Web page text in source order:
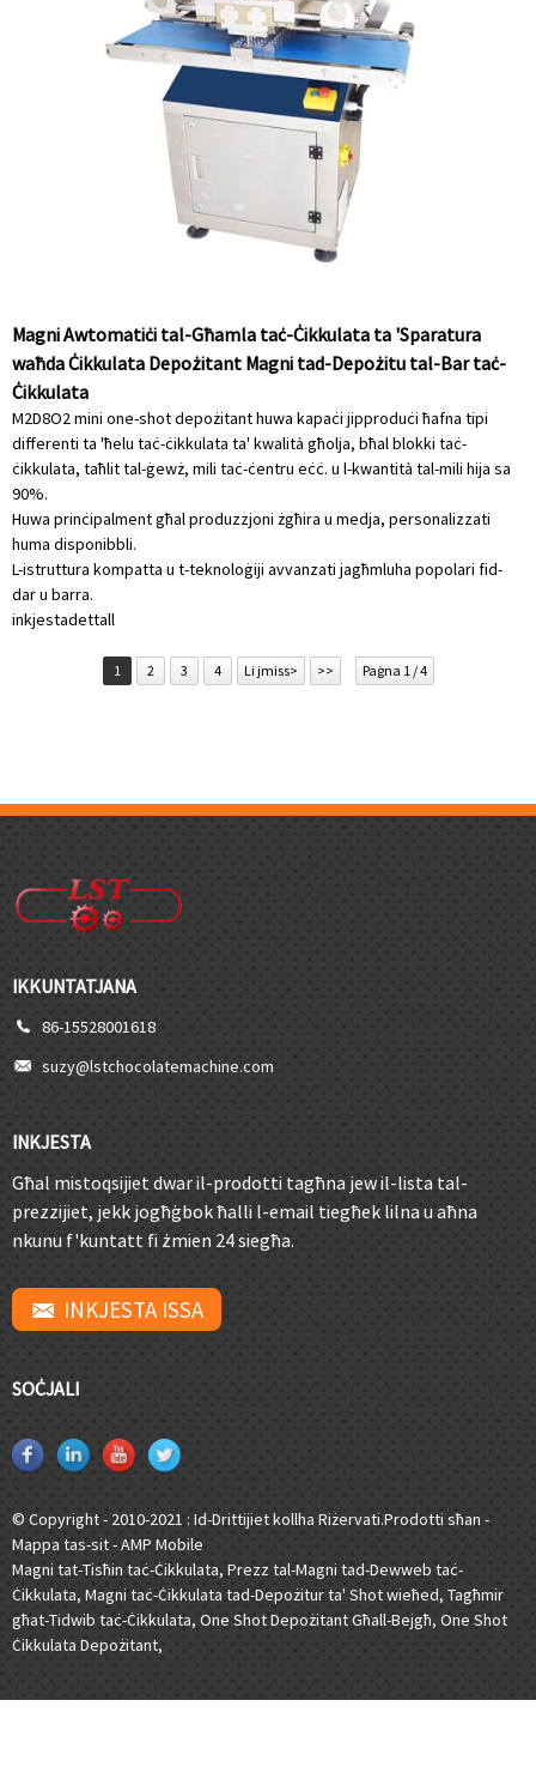
Magni Awtomatiċi tal-Għamla taċ-Ċikkulata ta 'Sparatura
waħda Ċikkulata Depożitant Magni tad-Depożitu tal-Bar taċ-
Ċikkulata
M2D8O2 mini one-shot depożitant huwa kapaċi jipproduċi ħafna tipi
differenti ta 'ħelu taċ-ċikkulata ta' kwalità għolja, bħal blokki taċ-
ċikkulata, taħlit tal-ġewż, mili taċ-ċentru eċċ. u l-kwantità tal-mili hija sa
90%.
Huwa prinċipalment għal produzzjoni żgħira u medja, personalizzati
huma disponibbli.
L-istruttura kompatta u t-teknoloġiji avvanzati jagħmluha popolari fid-
dar u barra.
inkjestadettall
1 2 3 4 Li jmiss> >> Paġna 1 / 4
IKKUNTATJANA
86-15528001618
suzy@lstchocolatemachine.com
INKJESTA
Għal mistoqsijiet dwar il-prodotti tagħna jew il-lista tal-
prezzijiet, jekk jogħġbok ħalli l-email tiegħek lilna u aħna
nkunu f'kuntatt fi żmien 24 siegħa.
INKJESTA ISSA
SOĊJALI
© Copyright - 2010-2021 : Id-Drittijiet kollha Riżervati.Prodotti sħan -
Mappa tas-sit-AMP Mobile
Magni tat-Tisħin taċ-Ċikkulata, Prezz tal-Magni tad-Dewweb taċ-
Ċikkulata, Magni taċ-Ċikkulata tad-Depożitur ta' Shot wieħed, Tagħmir
għat-Tidwib taċ-Ċikkulata, One Shot Depożitant Għall-Bejgħ, One Shot
Ċikkulata Depożitant,